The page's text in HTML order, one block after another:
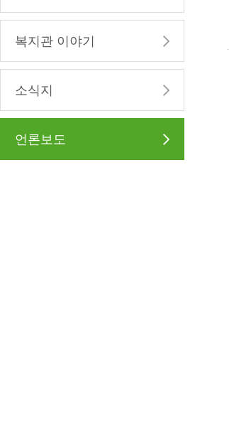
복지관 이야기
소식지
언론보도